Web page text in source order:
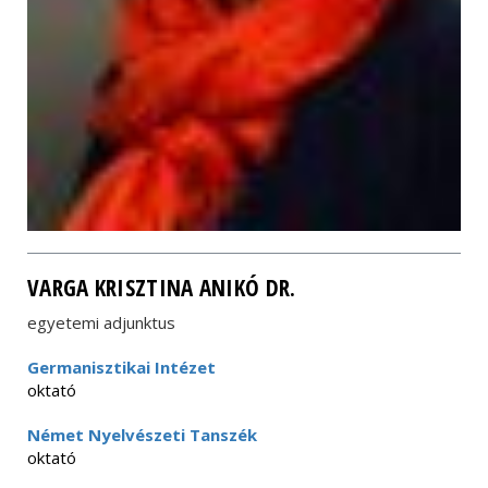
VARGA KRISZTINA ANIKÓ DR.
egyetemi adjunktus
Germanisztikai Intézet
oktató
Német Nyelvészeti Tanszék
oktató